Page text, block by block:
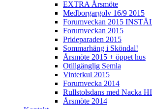
EXTRA Årsmöte
Medborgargolv 16/9 2015
Forumveckan 2015
Forumveckan 2015
Prideparaden 2015
Sommarhäng i Sköndal!
Årsmöte 2015 + öppet hus
Otillgänglig Semla
Vinterkul 2015
Forumvecka 2014
Rullstolsdans med Nacka HI
Årsmöte 2014